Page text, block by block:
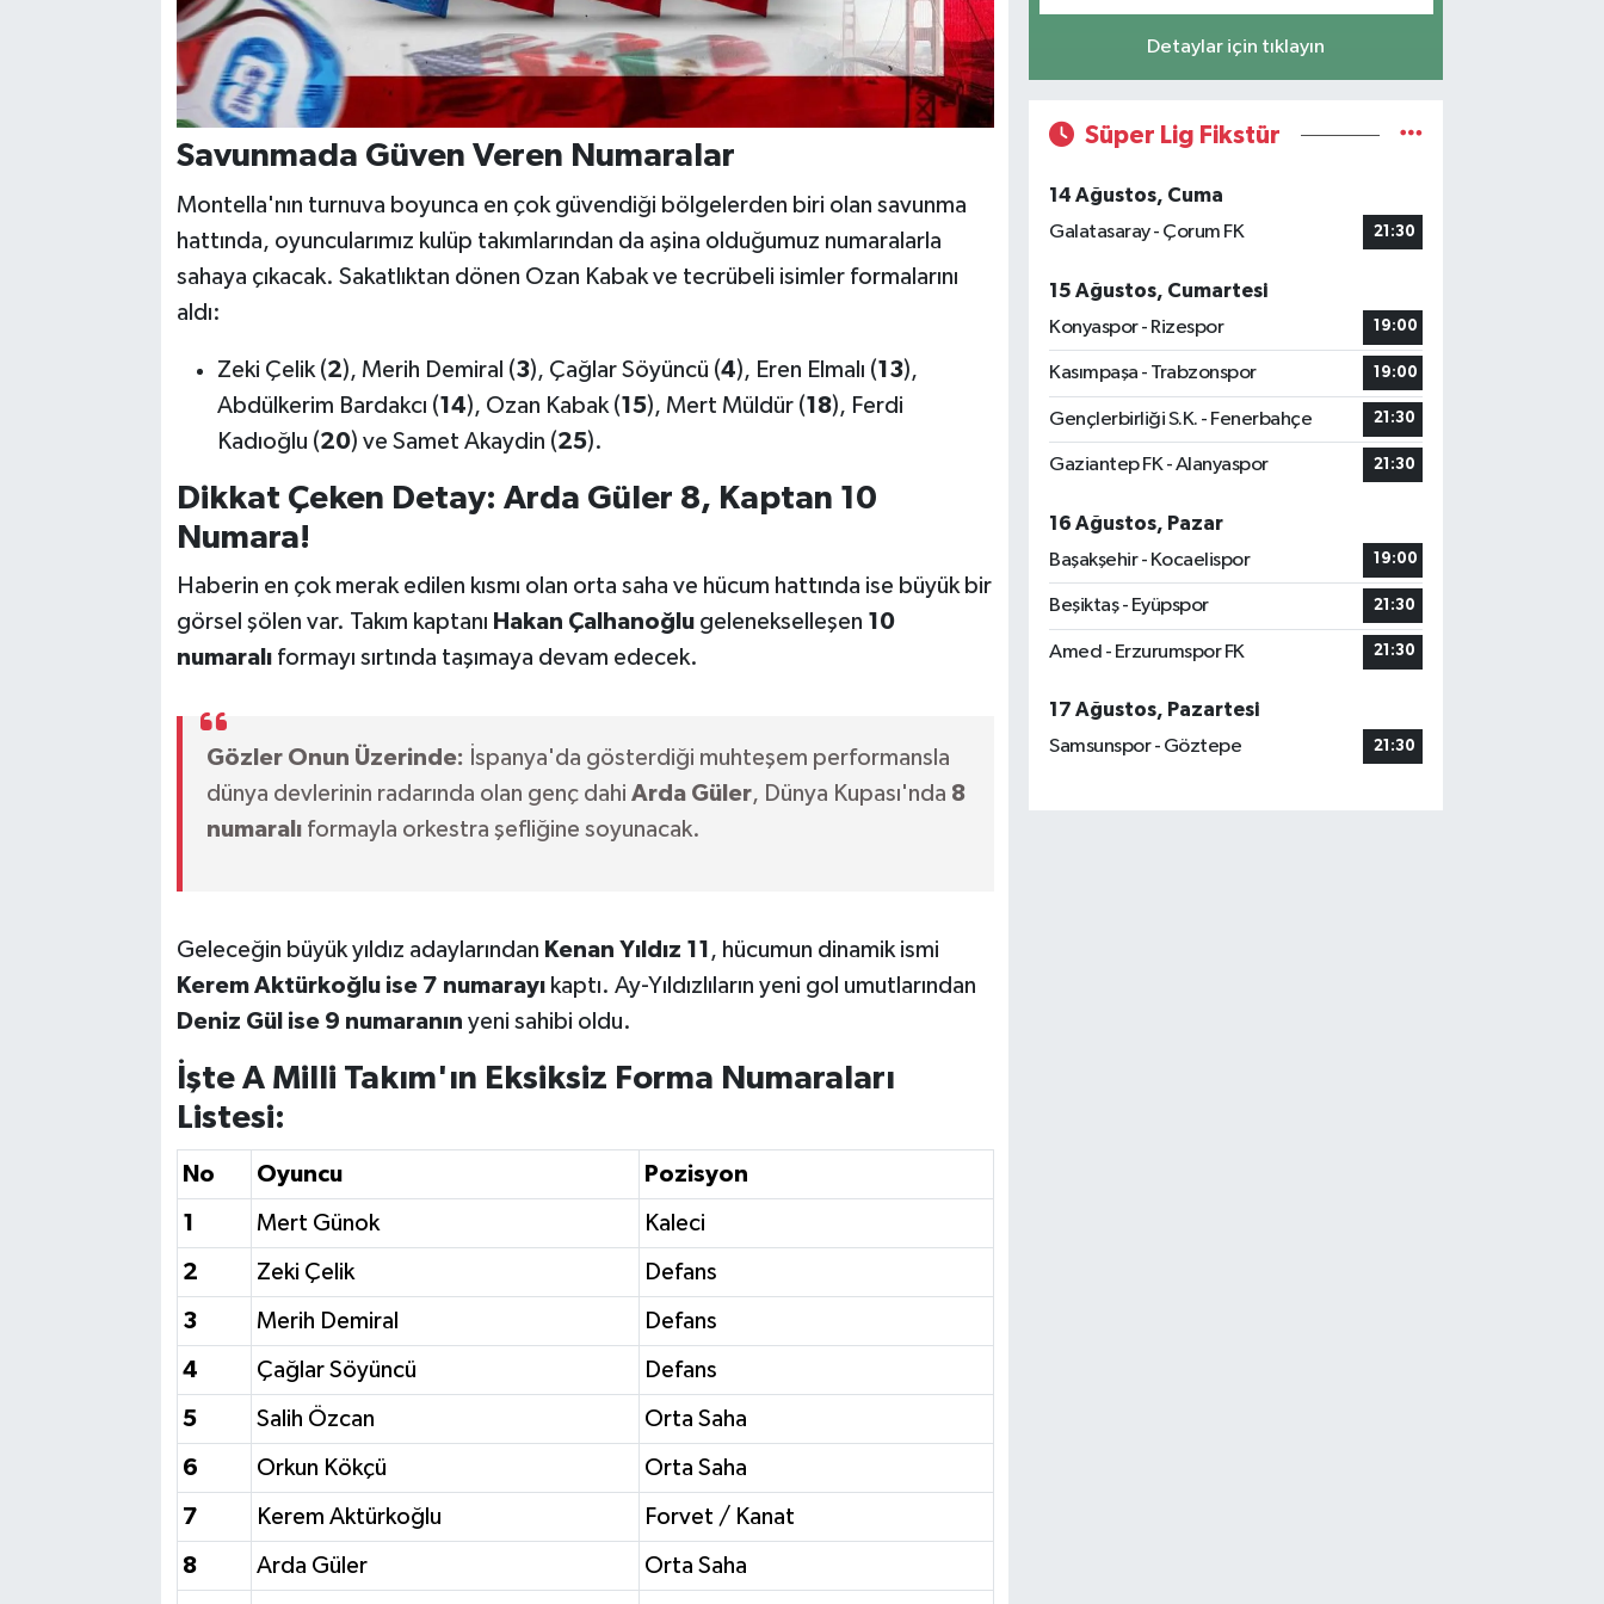
Savunmada Güven Veren Numaralar
Montella'nın turnuva boyunca en çok güvendiği bölgelerden biri olan savunma
hattında, oyuncularımız kulüp takımlarından da aşina olduğumuz numaralarla
sahaya çıkacak. Sakatlıktan dönen Ozan Kabak ve tecrübeli isimler formalarını
aldı:
Zeki Çelik (2), Merih Demiral (3), Çağlar Söyüncü (4), Eren Elmalı (13),
Abdülkerim Bardakcı (14), Ozan Kabak (15), Mert Müldür (18), Ferdi
Kadıoğlu (20) ve Samet Akaydin (25).
Dikkat Çeken Detay: Arda Güler 8, Kaptan 10
Numara!
Haberin en çok merak edilen kısmı olan orta saha ve hücum hattında ise büyük bir
görsel şölen var. Takım kaptanı Hakan Çalhanoğlugelenekselleşen 10
numaralıformayı sırtında taşımaya devam edecek.
Gözler Onun Üzerinde: İspanya'da gösterdiği muhteşem performansla
dünya devlerinin radarında olan genç dahi Arda Güler, Dünya Kupası'nda 8
numaralıformayla orkestra şefliğine soyunacak.
Geleceğin büyük yıldız adaylarından Kenan Yıldız 11 , hücumun dinamik ismi
Kerem Aktürkoğlu ise 7 numarayıkaptı. Ay-Yıldızlıların yeni gol umutlarından
Deniz Gül ise 9 numaranın yeni sahibi oldu.
İşte A Milli Takım'ın Eksiksiz Forma Numaraları
Listesi:
No Oyuncu Pozisyon
1 Mert Günok Kaleci
2 Zeki Çelik Defans
3 Merih Demiral Defans
4 Çağlar Söyüncü Defans
5 Salih Özcan Orta Saha
6 Orkun Kökçü Orta Saha
7 Kerem Aktürkoğlu Forvet / Kanat
8 Arda Güler Orta Saha
Detaylar için tıklayın
Süper Lig Fikstür
14 Ağustos, Cuma
Galatasaray - Çorum FK
21:30
15 Ağustos, Cumartesi
Konyaspor - Rizespor
19:00
Kasımpaşa - Trabzonspor 19:00
Gençlerbirliği S.K. - Fenerbahçe 21:30
Gaziantep FK - Alanyaspor 21:30
16 Ağustos, Pazar
Başakşehir - Kocaelispor
19:00
Beşiktaş - Eyüpspor 21:30
Amed - Erzurumspor FK 21:30
17 Ağustos, Pazartesi
Samsunspor - Göztepe
21:30